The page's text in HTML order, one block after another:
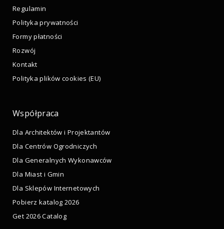
Regulamin
Polityka prywatności
Formy płatności
Rozwój
Kontakt
Polityka plików cookies (EU)
Współpraca
Dla Architektów i Projektantów
Dla Centrów Ogrodniczych
Dla Generalnych Wykonawców
Dla Miast i Gmin
Dla Sklepów Internetowych
Pobierz katalog 2026
Get 2026 Catalog